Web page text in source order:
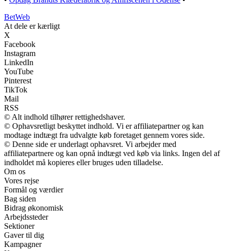
BetWeb
At dele er kærligt
X
Facebook
Instagram
LinkedIn
YouTube
Pinterest
TikTok
Mail
RSS
© Alt indhold tilhører rettighedshaver.
© Ophavsretligt beskyttet indhold. Vi er affiliatepartner og kan
modtage indtægt fra udvalgte køb foretaget gennem vores side.
© Denne side er underlagt ophavsret. Vi arbejder med
affiliatepartnere og kan opnå indtægt ved køb via links. Ingen del af
indholdet må kopieres eller bruges uden tilladelse.
Om os
Vores rejse
Formål og værdier
Bag siden
Bidrag økonomisk
Arbejdssteder
Sektioner
Gaver til dig
Kampagner